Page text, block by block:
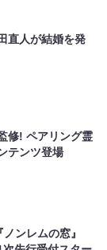
直人が結婚を発
修! ペアリング霊
テンツ登場
ンレムの窓』